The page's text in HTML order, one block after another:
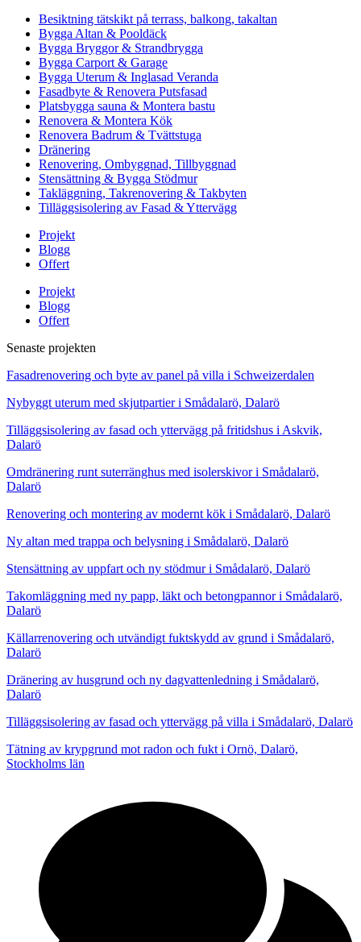
Besiktning tätskikt på terrass, balkong, takaltan
Bygga Altan & Pooldäck
Bygga Bryggor & Strandbrygga
Bygga Carport & Garage
Bygga Uterum & Inglasad Veranda
Fasadbyte & Renovera Putsfasad
Platsbygga sauna & Montera bastu
Renovera & Montera Kök
Renovera Badrum & Tvättstuga
Dränering
Renovering, Ombyggnad, Tillbyggnad
Stensättning & Bygga Stödmur
Takläggning, Takrenovering & Takbyten
Tilläggsisolering av Fasad & Yttervägg
Projekt
Blogg
Offert
Projekt
Blogg
Offert
Senaste projekten
Fasadrenovering och byte av panel på villa i Schweizerdalen
Nybyggt uterum med skjutpartier i Smådalarö, Dalarö
Tilläggsisolering av fasad och yttervägg på fritidshus i Askvik,
Dalarö
Omdränering runt suterränghus med isolerskivor i Smådalarö,
Dalarö
Renovering och montering av modernt kök i Smådalarö, Dalarö
Ny altan med trappa och belysning i Smådalarö, Dalarö
Stensättning av uppfart och ny stödmur i Smådalarö, Dalarö
Takomläggning med ny papp, läkt och betongpannor i Smådalarö,
Dalarö
Källarrenovering och utvändigt fuktskydd av grund i Smådalarö,
Dalarö
Dränering av husgrund och ny dagvattenledning i Smådalarö,
Dalarö
Tilläggsisolering av fasad och yttervägg på villa i Smådalarö, Dalarö
Tätning av krypgrund mot radon och fukt i Ornö, Dalarö,
Stockholms län